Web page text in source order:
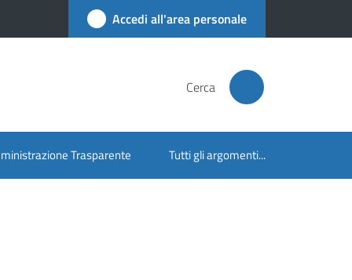
Accedi all'area personale
Cerca
Trasparente Tutti gli argomenti...